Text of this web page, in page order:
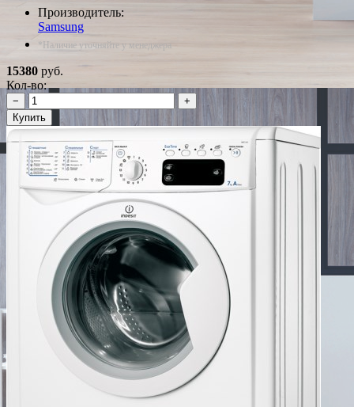
Производитель:
Samsung
*Наличие уточняйте у менеджера
15380 руб.
Кол-во:
−
+
Купить